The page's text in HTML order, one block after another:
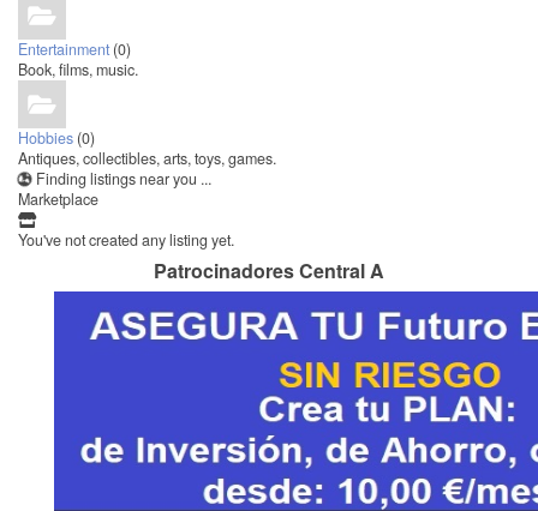
Entertainment (0)
Book, films, music.
Hobbies (0)
Antiques, collectibles, arts, toys, games.
Finding listings near you ...
Marketplace
You've not created any listing yet.
Patrocinadores Central A